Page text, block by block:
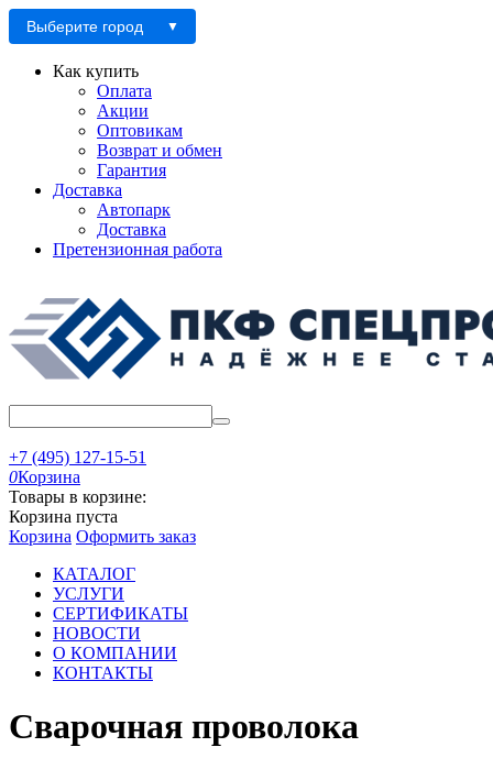
Выберите город
Как купить
Оплата
Акции
Оптовикам
Возврат и обмен
Гарантия
Доставка
Автопарк
Доставка
Претензионная работа
+7 (495) 127-15-51
0Корзина
Товары в корзине:
Корзина пуста
Корзина Оформить заказ
КАТАЛОГ
УСЛУГИ
СЕРТИФИКАТЫ
НОВОСТИ
О КОМПАНИИ
КОНТАКТЫ
Сварочная проволока